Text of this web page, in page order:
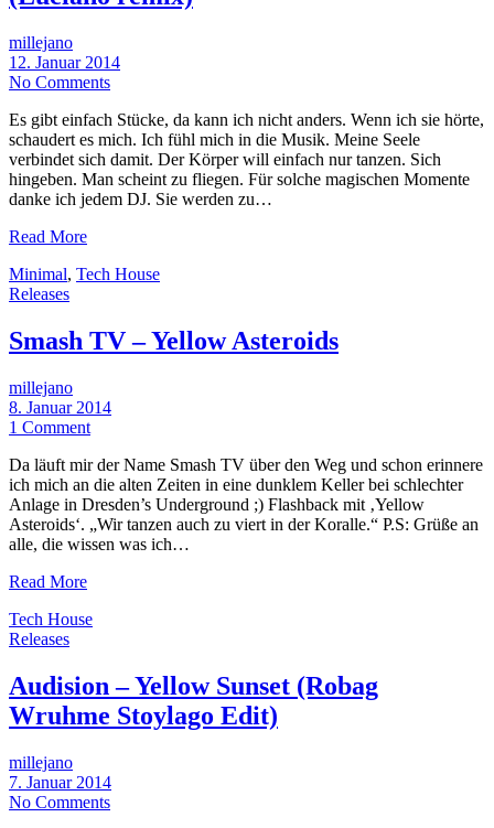
millejano
12. Januar 2014
No Comments
Es gibt einfach Stücke, da kann ich nicht anders. Wenn ich sie hörte,
schaudert es mich. Ich fühl mich in die Musik. Meine Seele
verbindet sich damit. Der Körper will einfach nur tanzen. Sich
hingeben. Man scheint zu fliegen. Für solche magischen Momente
danke ich jedem DJ. Sie werden zu…
Read More
Minimal, Tech House
Releases
Smash TV – Yellow Asteroids
millejano
8. Januar 2014
1 Comment
Da läuft mir der Name Smash TV über den Weg und schon erinnere
ich mich an die alten Zeiten in eine dunklem Keller bei schlechter
Anlage in Dresden’s Underground ;) Flashback mit ‚Yellow
Asteroids‘. „Wir tanzen auch zu viert in der Koralle.“ P.S: Grüße an
alle, die wissen was ich…
Read More
Tech House
Releases
Audision – Yellow Sunset (Robag
Wruhme Stoylago Edit)
millejano
7. Januar 2014
No Comments